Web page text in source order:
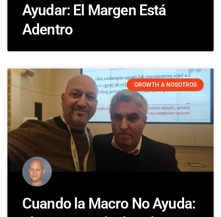
Ayudar: El Margen Está
Adentro
GROWTH A NOSOTROS
Cuando la Macro No Ayuda: